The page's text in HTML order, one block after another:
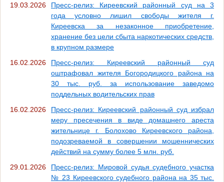
19.03.2026
Пресс-релиз: Киреевский районный суд на 3
года условно лишил свободы жителя г.
Киреевска за незаконное приобретение,
хранение без цели сбыта наркотических средств,
в крупном размере
16.02.2026
Пресс-релиз: Киреевский районный суд
оштрафовал жителя Богородицкого района на
30 тыс. руб. за использование заведомо
поддельных водительских прав
16.02.2026
Пресс-релиз: Киреевский районный суд избрал
меру пресечения в виде домашнего ареста
жительнице г. Болохово Киреевского района,
подозреваемой в совершении мошеннических
действий на сумму более 5 млн. руб.
29.01.2026
Пресс-релиз: Мировой судья судебного участка
№ 23 Киреевского судебного района на 35 тыс.